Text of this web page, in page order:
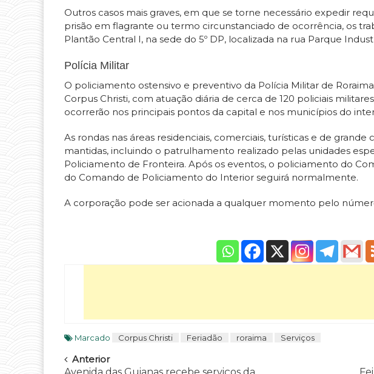
Outros casos mais graves, em que se torne necessário expedir
prisão em flagrante ou termo circunstanciado de ocorrência, os
Plantão Central I, na sede do 5º DP, localizada na rua Parque
Polícia Militar
O policiamento ostensivo e preventivo da Polícia Militar de
Corpus Christi, com atuação diária de cerca de 120 policiais
ocorrerão nos principais pontos da capital e nos municípios do
As rondas nas áreas residenciais, comerciais, turísticas e de grande
mantidas, incluindo o patrulhamento realizado pelas unidades
Policiamento de Fronteira. Após os eventos, o policiamento do
do Comando de Policiamento do Interior seguirá normalmente.
A corporação pode ser acionada a qualquer momento pelo
Marcado Corpus Christi Feriadão roraima Serviços
Navegar
Anterior